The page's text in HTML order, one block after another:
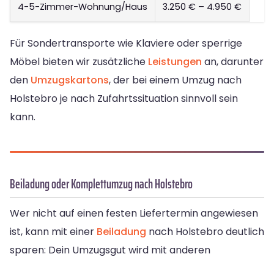
4-5-Zimmer-Wohnung/Haus 3.250 € – 4.950 €
Für Sondertransporte wie Klaviere oder sperrige
Möbel bieten wir zusätzliche Leistungen an, darunter
den Umzugskartons, der bei einem Umzug nach
Holstebro je nach Zufahrtssituation sinnvoll sein
kann.
Beiladung oder Komplettumzug nach Holstebro
Wer nicht auf einen festen Liefertermin angewiesen
ist, kann mit einer Beiladung nach Holstebro deutlich
sparen: Dein Umzugsgut wird mit anderen